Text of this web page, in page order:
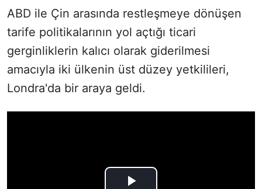
ABD ile Çin arasında restleşmeye dönüşen
tarife politikalarının yol açtığı ticari
gerginliklerin kalıcı olarak giderilmesi
amacıyla iki ülkenin üst düzey yetkilileri,
Londra'da bir araya geldi.